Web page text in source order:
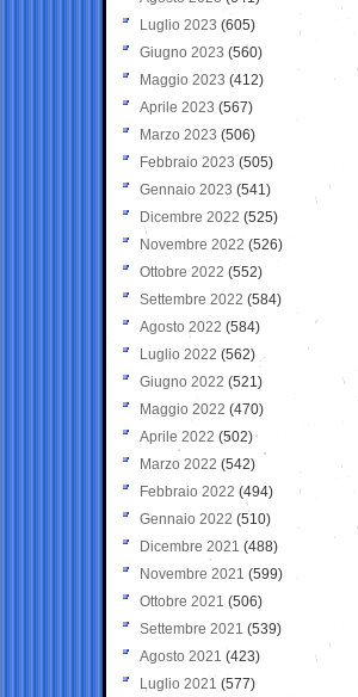
Luglio 2023 (605)
Giugno 2023 (560)
Maggio 2023 (412)
Aprile 2023 (567)
Marzo 2023 (506)
Febbraio 2023 (505)
Gennaio 2023 (541)
Dicembre 2022 (525)
Novembre 2022 (526)
Ottobre 2022 (552)
Settembre 2022 (584)
Agosto 2022 (584)
Luglio 2022 (562)
Giugno 2022 (521)
Maggio 2022 (470)
Aprile 2022 (502)
Marzo 2022 (542)
Febbraio 2022 (494)
Gennaio 2022 (510)
Dicembre 2021 (488)
Novembre 2021 (599)
Ottobre 2021 (506)
Settembre 2021 (539)
Agosto 2021 (423)
Luglio 2021 (577)